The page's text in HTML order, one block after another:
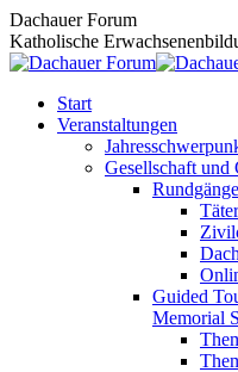
Zum
Inhalt
springen
Dachauer Forum
Katholische
Start
Veranstaltungen
Gesellschaft und
Guided
Memorial